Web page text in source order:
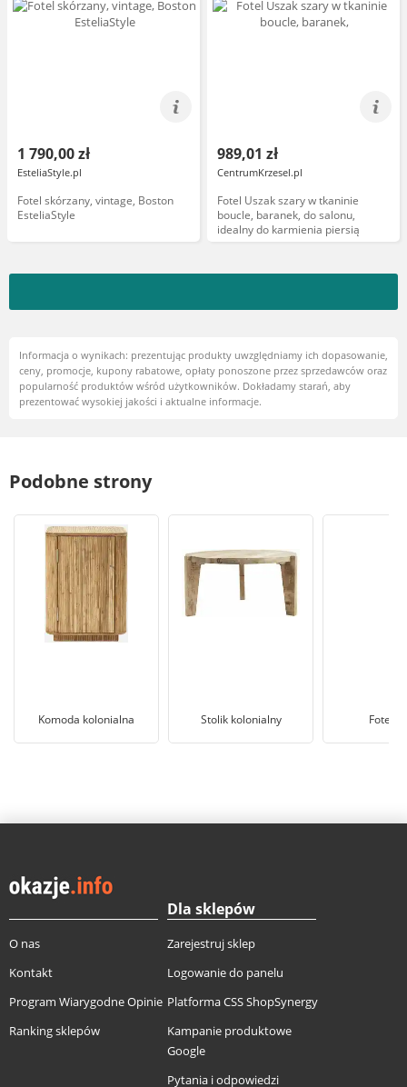
1 790,00 zł
EsteliaStyle.pl
Fotel skórzany, vintage, Boston
EsteliaStyle
989,01 zł
CentrumKrzesel.pl
Fotel Uszak szary w tkaninie
boucle, baranek, do salonu,
idealny do karmienia piersią
Informacja o wynikach: prezentując produkty uwzględniamy ich dopasowanie,
ceny, promocje, kupony rabatowe, opłaty ponoszone przez sprzedawców oraz
popularność produktów wśród użytkowników. Dokładamy starań, aby
prezentować wysokiej jakości i aktualne informacje.
Podobne strony
Komoda kolonialna Stolik kolonialny Fotel
O nas
Kontakt
Program Wiarygodne Opinie
Ranking sklepów
Dla sklepów
Zarejestruj sklep
Logowanie do panelu
Platforma CSS ShopSynergy
Kampanie produktowe
Google
Pytania i odpowiedzi